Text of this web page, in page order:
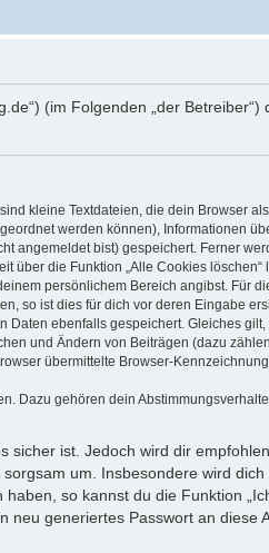
(im Folgenden „der
kleine Textdateien, die dein Browser
werden können), Informationen
angemeldet bist) gespeichert. Ferner
über die Funktion „Alle Cookies löschen“
persönlichem Bereich angibst. Für
so ist dies für dich vor deren Eingabe
ebenfalls gespeichert. Gleiches
und Ändern von Beiträgen (dazu
übermittelte Browser-
Dazu gehören dein
ist. Jedoch wird dir
um. Insbesondere wird
so kannst du die Funktion
generiertes Passwort an